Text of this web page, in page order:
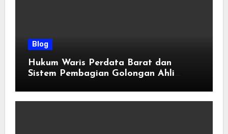
Blog
Hukum Waris Perdata Barat dan
Sistem Pembagian Golongan Ahli